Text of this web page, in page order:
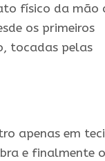
físico da mão
os primeiros
tocadas pelas
apenas em
e finalmente o